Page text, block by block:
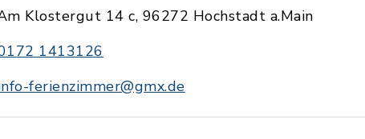
Klostergut 14 c, 96272 Hochstadt a.Main
1413126
ferienzimmer@gmx.de